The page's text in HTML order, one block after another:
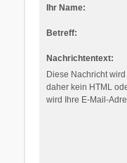
Ihr Name:
Betreff:
Nachrichtentext:
Diese Nachricht
daher kein HTML
wird Ihre E-Mail-